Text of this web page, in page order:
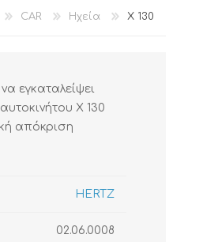
CAR Ηχεία X 130
εγκαταλείψει
X 130
απόκριση
HERTZ
02.06.0008